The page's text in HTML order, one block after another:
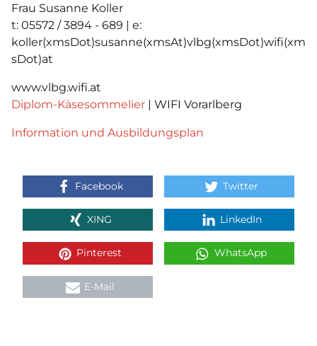
Frau Susanne Koller
t: 05572 / 3894 - 689 | e:
koller(xmsDot)susanne(xmsAt)vlbg(xmsDot)wifi(xm
sDot)at
www.vlbg.wifi.at
Diplom-Käsesommelier | WIFI Vorarlberg
Information und Ausbildungsplan
Facebook Twitter
XING LinkedIn
Pinterest WhatsApp
E-Mail